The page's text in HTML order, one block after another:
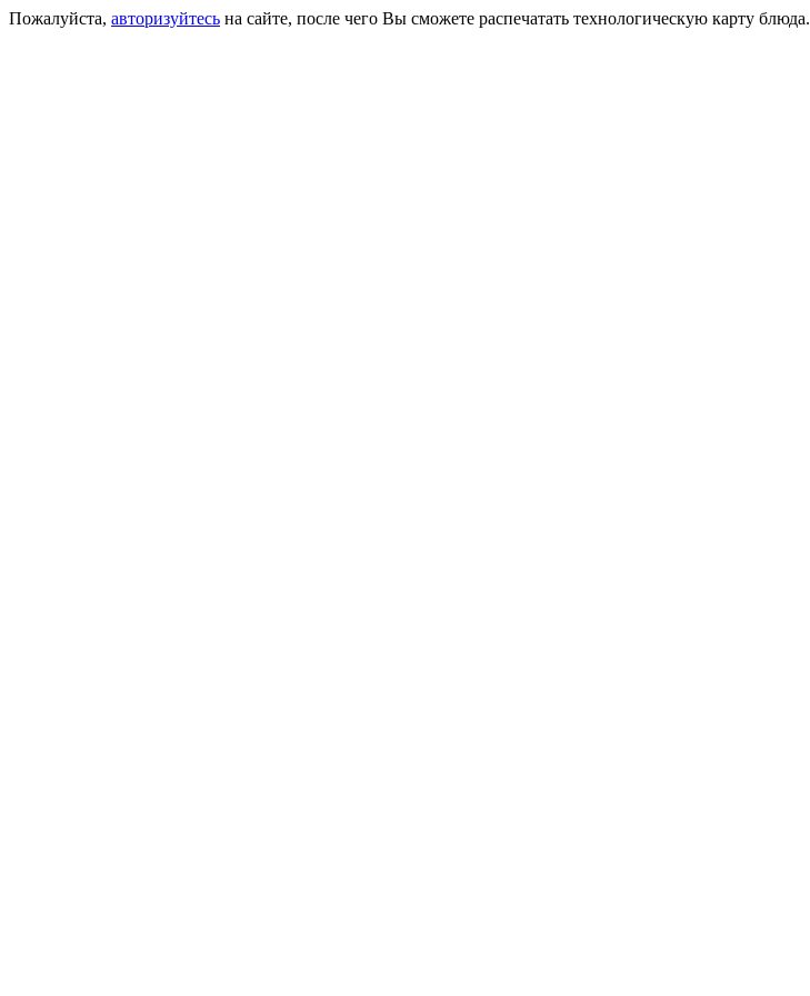
Пожалуйста, авторизуйтесь на сайте, после чего Вы сможете распечатать технологическую карту блюда.